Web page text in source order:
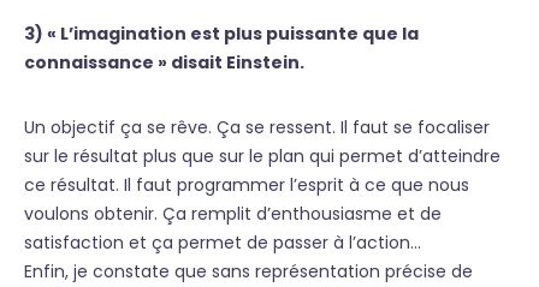
3) « L’imagination est plus puissante que la
connaissance » disait Einstein.
Un objectif ça se rêve. Ça se ressent. Il faut se focaliser
sur le résultat plus que sur le plan qui permet d’atteindre
ce résultat. Il faut programmer l’esprit à ce que nous
voulons obtenir. Ça remplit d’enthousiasme et de
satisfaction et ça permet de passer à l’action…
Enfin, je constate que sans représentation précise de